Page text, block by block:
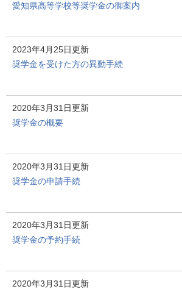
愛知県高等学校等奨学金の御案内
2023年4月25日更新
奨学金を受けた方の異動手続
2020年3月31日更新
奨学金の概要
2020年3月31日更新
奨学金の申請手続
2020年3月31日更新
奨学金の予約手続
2020年3月31日更新